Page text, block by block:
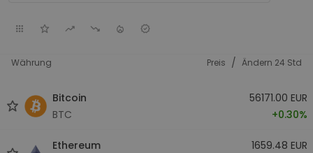
Währung Preis / Ändern 24 Std
Bitcoin
BTC
56171.00 EUR
+0.30%
Ethereum
1659.48 EUR